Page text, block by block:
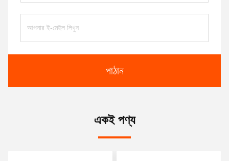
পাঠান
একই পণ্য